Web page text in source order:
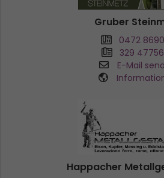
Gruber
0472
329
E-Mail
Happacher